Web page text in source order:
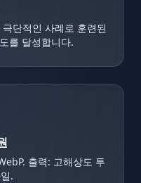
단적인 사례로 훈련된
를 달성합니다.
출력: 고해상도 투
.